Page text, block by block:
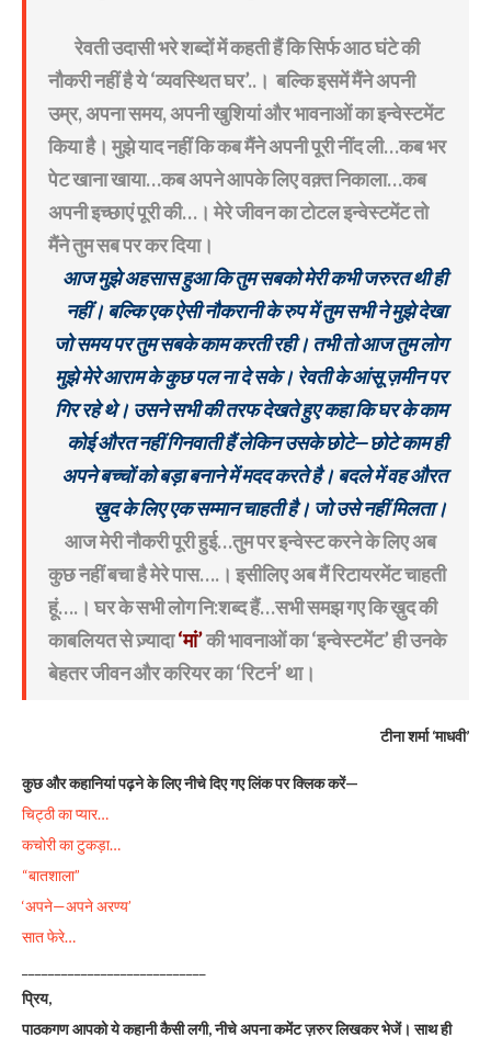
रेवती उदासी भरे शब्दों में कहती हैं कि सिर्फ आठ घंटे की
नौकरी नहीं है ये ‘व्यवस्थित घर’..। बल्कि इसमें मैंने अपनी
उम्र, अपना समय, अपनी खुशियां और भावनाओं का इन्वेस्टमेंट
किया है। मुझे याद नहीं कि कब मैंने अपनी पूरी नींद ली…कब भर
पेट खाना खाया…कब अपने आपके लिए वक़्त निकाला…कब
अपनी इच्छाएं पूरी की…। मेरे जीवन का टोटल इन्वेस्टमेंट तो
मैंने तुम सब पर कर दिया।
आज मुझे अहसास हुआ कि तुम सबको मेरी कभी जरुरत थी ही
नहीं। बल्कि एक ऐसी नौकरानी के रुप में तुम सभी ने मुझे देखा
जो समय पर तुम सबके काम करती रही। तभी तो आज तुम लोग
मुझे मेरे आराम के कुछ पल ना दे सके। रेवती के आंसू ज़मीन पर
गिर रहे थे। उसने सभी की तरफ देखते हुए कहा कि घर के काम
कोई औरत नहीं गिनवाती हैं लेकिन उसके छोटे—छोटे काम ही
अपने बच्चों को बड़ा बनाने में मदद करते है। बदले में वह औरत
ख़ुद के लिए एक सम्मान चाहती है। जो उसे नहीं मिलता।
आज मेरी नौकरी पूरी हुई…तुम पर इन्वेस्ट करने के लिए अब
कुछ नहीं बचा है मेरे पास….। इसीलिए अब मैं रिटायरमेंट चाहती
हूं….। घर के सभी लोग नि:शब्द हैं…सभी समझ गए कि ख़ुद की
काबलियत से ज़्यादा‘मां’की भावनाओं का ‘इन्वेस्टमेंट’ ही उनके
बेहतर जीवन और करियर का ‘रिटर्न’ था।
टीना शर्मा ‘माधवी’
कुछ और कहानियां पढ़ने के लिए नीचे दिए गए लिंक पर क्लिक करें—
चिट्ठी का प्यार…
कचोरी का टुकड़ा…
“बातशाला”
‘अपने—अपने अरण्य’
सात फेरे…
प्रिय,
पाठकगण आपको ये कहानी कैसी लगी, नीचे अपना कमेंट ज़रुर लिखकर भेजें। साथ ही